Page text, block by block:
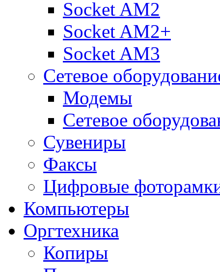
Socket AM2
Socket AM2+
Socket AM3
Сетевое
Модемы
Сетевое
Сувениры
Факсы
Цифровые
Компьютеры
Оргтехника
Копиры